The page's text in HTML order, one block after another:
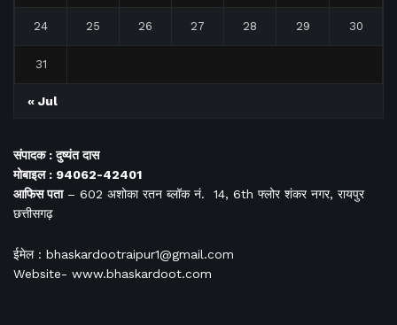
24 25 26 27 28 29 30
31
« Jul
संपादक : दुष्यंत दास
मोबाइल : 94062-42401
आफिसपता– 602 अशोका रतन ब्लॉक नं. 14, 6th फ्लोर शंकर नगर, रायपुर
छत्तीसगढ़
ईमेल : bhaskardootraipur1@gmail.com
Website- www.bhaskardoot.com